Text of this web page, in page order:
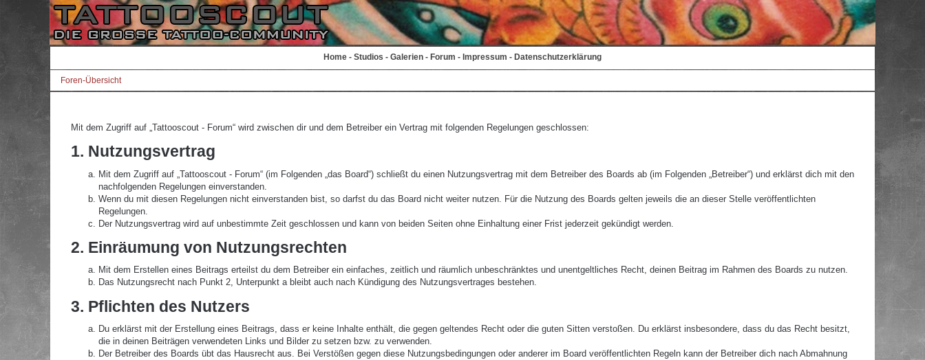
Home - Studios - Galerien - Forum - Impressum - Datenschutzerklärung
Foren-Übersicht
Mit dem Zugriff auf „Tattooscout - Forum“ wird zwischen dir und dem Betreiber ein Vertrag mit folgenden Regelungen geschlossen:
1. Nutzungsvertrag
Mit dem Zugriff auf „Tattooscout - Forum“ (im Folgenden „das Board“) schließt du einen Nutzungsvertrag mit dem Betreiber des Boards ab (im Folgenden „Betreiber“) und erklärst dich mit den
nachfolgenden Regelungen einverstanden.
Wenn du mit diesen Regelungen nicht einverstanden bist, so darfst du das Board nicht weiter nutzen. Für die Nutzung des Boards gelten jeweils die an dieser Stelle veröffentlichten
Regelungen.
Der Nutzungsvertrag wird auf unbestimmte Zeit geschlossen und kann von beiden Seiten ohne Einhaltung einer Frist jederzeit gekündigt werden.
2. Einräumung von Nutzungsrechten
Mit dem Erstellen eines Beitrags erteilst du dem Betreiber ein einfaches, zeitlich und räumlich unbeschränktes und unentgeltliches Recht, deinen Beitrag im Rahmen des Boards zu nutzen.
Das Nutzungsrecht nach Punkt 2, Unterpunkt a bleibt auch nach Kündigung des Nutzungsvertrages bestehen.
3. Pflichten des Nutzers
Du erklärst mit der Erstellung eines Beitrags, dass er keine Inhalte enthält, die gegen geltendes Recht oder die guten Sitten verstoßen. Du erklärst insbesondere, dass du das Recht besitzt,
die in deinen Beiträgen verwendeten Links und Bilder zu setzen bzw. zu verwenden.
Der Betreiber des Boards übt das Hausrecht aus. Bei Verstößen gegen diese Nutzungsbedingungen oder anderer im Board veröffentlichten Regeln kann der Betreiber dich nach Abmahnung